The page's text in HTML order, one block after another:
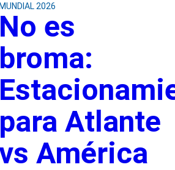
MUNDIAL 2026
No es
broma:
para Atlante
América